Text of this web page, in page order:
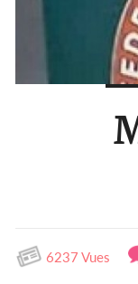
6237 Vues